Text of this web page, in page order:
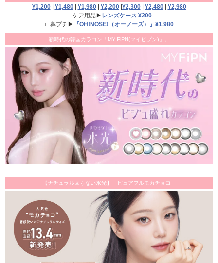
¥1,200| ¥1,480| ¥1,980| ¥2,200|¥2,300| ¥2,480| ¥2,980
∟ケア用品▶ レンズケース ¥200
∟鼻プチ▶
『OH!NOSE!（オーノーズ）』¥1,980
新時代の韓国カラコン「MY FiPN(マイピプン)」。
【ナチュラル回らない水光】「ピュアブルモカチョコ」